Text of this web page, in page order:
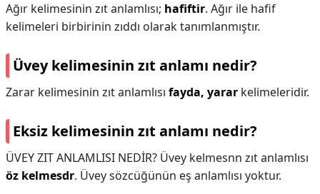
Ağır kelimesinin zıt anlamlısı; hafiftir. Ağır ile hafif
kelimeleri birbirinin zıddı olarak tanımlanmıştır.
Üvey kelimesinin zıt anlamı nedir?
Zarar kelimesinin zıt anlamlısı fayda, yarar kelimeleridir.
Eksiz kelimesinin zıt anlamı nedir?
ÜVEY ZIT ANLAMLISI NEDİR? Üvey kelmesnn zıt anlamlısı
öz kelmesdr. Üvey sözcüğünün eş anlamlısı yoktur.